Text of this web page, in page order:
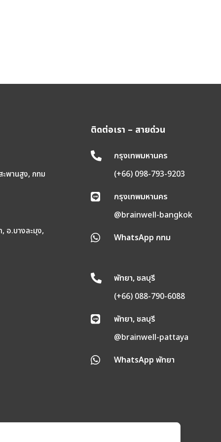
พานสูง, กทม
อ.บางละมุง,
ติดต่อเรา – สายด่วน

กรุงเทพมหานคร
(+66) 098-793-9203

กรุงเทพมหานคร
@brainwell-bangkok
 WhatsApp กทม

พัทยา, ชลบุรี
(+66) 088-790-6088

พัทยา, ชลบุรี
@brainwell-pattaya
 WhatsApp พัทยา